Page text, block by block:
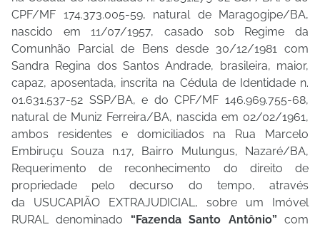
CPF/MF 174.373.005-59, natural de Maragogipe/BA,
nascido em 11/07/1957, casado sob Regime da
Comunhão Parcial de Bens desde 30/12/1981 com
Sandra Regina dos Santos Andrade, brasileira, maior,
capaz, aposentada, inscrita na Cédula de Identidade n.
01.631.537-52 SSP/BA, e do CPF/MF 146.969.755-68,
natural de Muniz Ferreira/BA, nascida em 02/02/1961,
ambos residentes e domiciliados na Rua Marcelo
Embiruçu Souza n.17, Bairro Mulungus, Nazaré/BA,
Requerimento de reconhecimento do direito de
propriedade pelo decurso do tempo, através
da USUCAPIÃO EXTRAJUDICIAL, sobre um Imóvel
RURAL denominado “Fazenda Santo Antônio”com